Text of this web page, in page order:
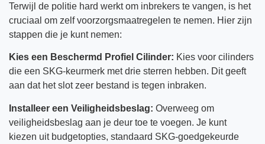
Terwijl de politie hard werkt om inbrekers te vangen, is het
cruciaal om zelf voorzorgsmaatregelen te nemen. Hier zijn
stappen die je kunt nemen:
Kies een Beschermd Profiel Cilinder: Kies voor cilinders
die een SKG-keurmerk met drie sterren hebben. Dit geeft
aan dat het slot zeer bestand is tegen inbraken.
Installeer een Veiligheidsbeslag: Overweeg om
veiligheidsbeslag aan je deur toe te voegen. Je kunt
kiezen uit budgetopties, standaard SKG-goedgekeurde